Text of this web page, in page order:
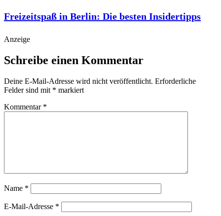
Freizeitspaß in Berlin: Die besten Insidertipps
Anzeige
Schreibe einen Kommentar
Deine E-Mail-Adresse wird nicht veröffentlicht. Erforderliche
Felder sind mit * markiert
Kommentar *
Name *
E-Mail-Adresse *